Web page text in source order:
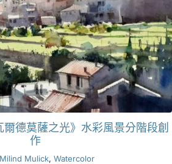
爾德莫薩之光》水彩風景分階段創
作
Milind Mulick, Watercolor